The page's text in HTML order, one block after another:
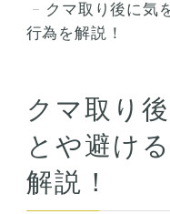
クマ取り後に気
行為を解説！
クマ取り
とや避け
解説！